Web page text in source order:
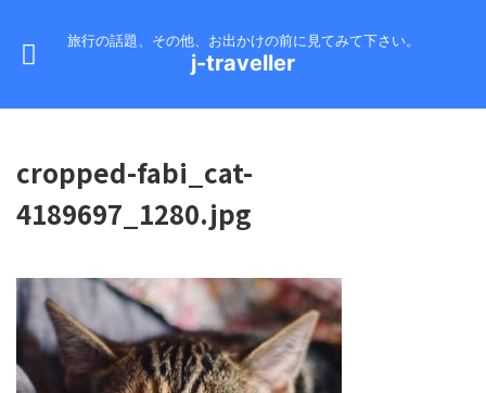
旅行の話題、その他、お出かけの前に見てみて下さい。
j-traveller
cropped-fabi_cat-
4189697_1280.jpg